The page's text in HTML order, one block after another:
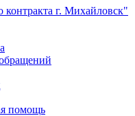
контракта г. Михайловск"
помощь